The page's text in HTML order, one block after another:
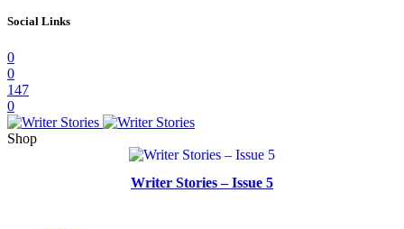
Social Links
0
0
147
0
Shop
Writer Stories – Issue 5